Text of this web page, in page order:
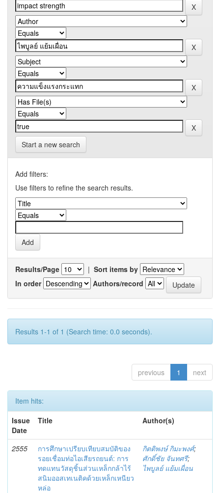
Start a new search
Add filters:
Use filters to refine the search results.
Results/Page | Sort items by
In order
Authors/record
Results 1-1 of 1 (Search time: 0.0 seconds).
previous 1 next
Item hits:
Issue
Date
Title Author(s)
2555
การศึกษาเปรียบเทียบสมบัติของ
รอยเชื่อมท่อไอเสียรถยนต์: การ
ทดแทนวัสดุชิ้นส่วนเหล็กกล้าไร้
สนิมออสเทเนติคด้วยเหล็กเหนียว
หล่อ
กิตติพงษ์ กิมะพงศ์;
ศักดิ์ชัย จันทศรี;
ไพบูลย์ แย้มเผื่อน